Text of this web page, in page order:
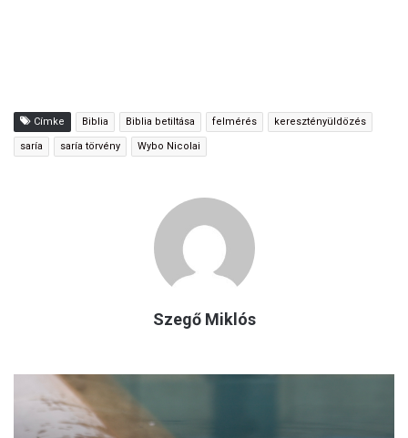
Címke Biblia Biblia betiltása felmérés keresztényüldözés
saría saría törvény Wybo Nicolai
Szegő Miklós